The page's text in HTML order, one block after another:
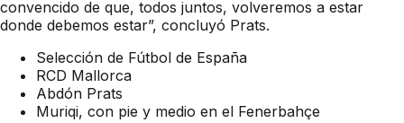
convencido de que, todos juntos, volveremos a estar
donde debemos estar”, concluyó Prats.
Selección de Fútbol de España
RCD Mallorca
Abdón Prats
Muriqi, con pie y medio en el Fenerbahçe